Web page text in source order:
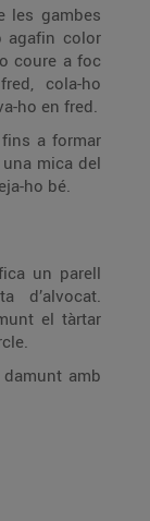
les gambes
agafin color
coure a foc
cola-ho
ho en fred.
a formar
mica del
ho bé.
un parell
d’alvocat.
el tàrtar
amb